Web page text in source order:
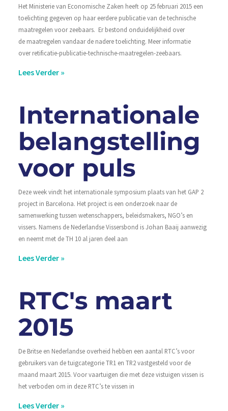
Het Ministerie van Economische Zaken heeft op 25 februari 2015 een
toelichting gegeven op haar eerdere publicatie van de technische
maatregelen voor zeebaars. Er bestond onduidelijkheid over
de maatregelen vandaar de nadere toelichting. Meer informatie
over retificatie-publicatie-technische-maatregelen-zeebaars.
Lees Verder »
Internationale
belangstelling
voor puls
Deze week vindt het internationale symposium plaats van het GAP 2
project in Barcelona. Het project is een onderzoek naar de
samenwerking tussen wetenschappers, beleidsmakers, NGO’s en
vissers. Namens de Nederlandse Vissersbond is Johan Baaij aanwezig
en neemt met de TH 10 al jaren deel aan
Lees Verder »
RTC's maart
2015
De Britse en Nederlandse overheid hebben een aantal RTC’s voor
gebruikers van de tuigcategorie TR1 en TR2 vastgesteld voor de
maand maart 2015. Voor vaartuigen die met deze vistuigen vissen is
het verboden om in deze RTC’s te vissen in
Lees Verder »